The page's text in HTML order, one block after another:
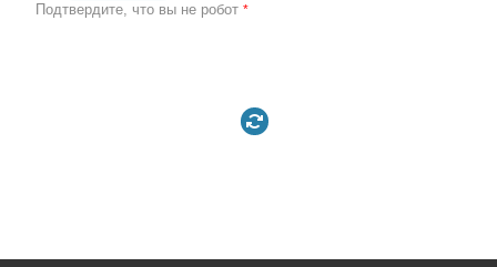
Подтвердите, что вы не робот *